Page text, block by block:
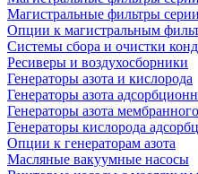
Магистральные фильтры
Опции к магистральным
Системы сбора и очистки
Ресиверы и воздухосборники
Генераторы азота и кислорода
Генераторы азота
Генераторы азота
Генераторы кислорода
Опции к генераторам азота
Масляные вакуумные насосы